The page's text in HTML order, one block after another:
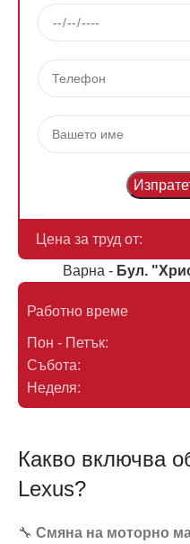
Какво включва
Lexus?
🔧 Смяна на моторно
Цена за труд от:
Варна - Бул.
Работно време
Пон - Петък:
Събота:
Неделя: